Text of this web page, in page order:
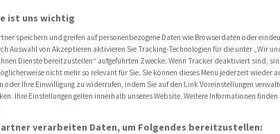
nehmen
die
ist uns wichtig
speichern und greifen auf personenbezogene Daten wie Browserdaten oder
Auswahl von Akzeptieren aktivieren Sie Tracking-Technologien für die unter „Wir
Dienste bereitzustellen“ aufgeführten Zwecke. Wenn Tracker deaktiviert sind,
nicht mehr so relevant für Sie. Sie können dieses Menü jederzeit wieder
oder Ihre Einwilligung zu widerrufen, indem Sie auf den Link Voreinstellungen
Ihre Einstellungen gelten innerhalb unseres Website. Weitere Informationen finden
verarbeiten Daten, um Folgendes bereitzustellen: